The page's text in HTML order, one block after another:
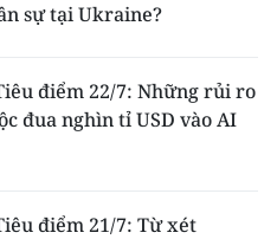
sự tại Ukraine?
điểm 22/7: Những rủi ro
đua nghìn tỉ USD vào AI
điểm 21/7: Từ xét